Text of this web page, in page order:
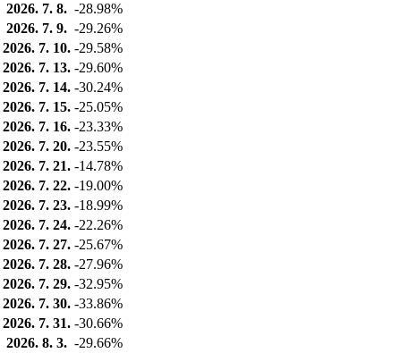
2026. 7. 8. -28.98%
2026. 7. 9. -29.26%
2026. 7. 10. -29.58%
2026. 7. 13. -29.60%
2026. 7. 14. -30.24%
2026. 7. 15. -25.05%
2026. 7. 16. -23.33%
2026. 7. 20. -23.55%
2026. 7. 21. -14.78%
2026. 7. 22. -19.00%
2026. 7. 23. -18.99%
2026. 7. 24. -22.26%
2026. 7. 27. -25.67%
2026. 7. 28. -27.96%
2026. 7. 29. -32.95%
2026. 7. 30. -33.86%
2026. 7. 31. -30.66%
2026. 8. 3. -29.66%